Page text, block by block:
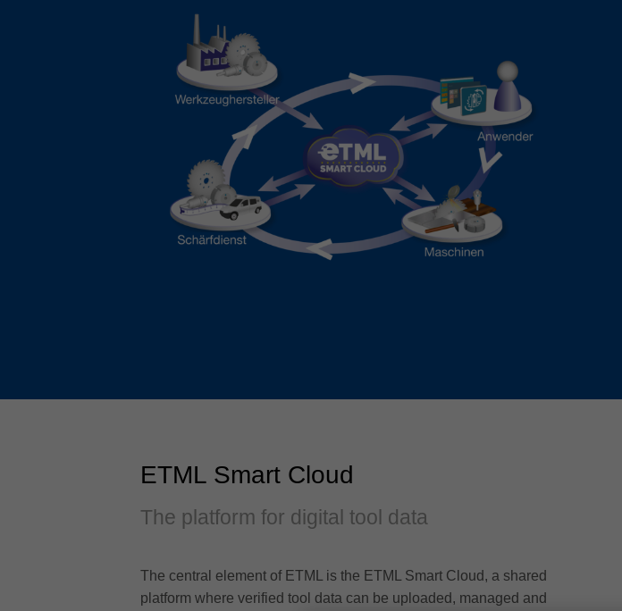
ETML Smart Cloud
The platform for digital tool data
The central element of ETML is the ETML Smart Cloud, a shared
platform where verified tool data can be uploaded, managed and